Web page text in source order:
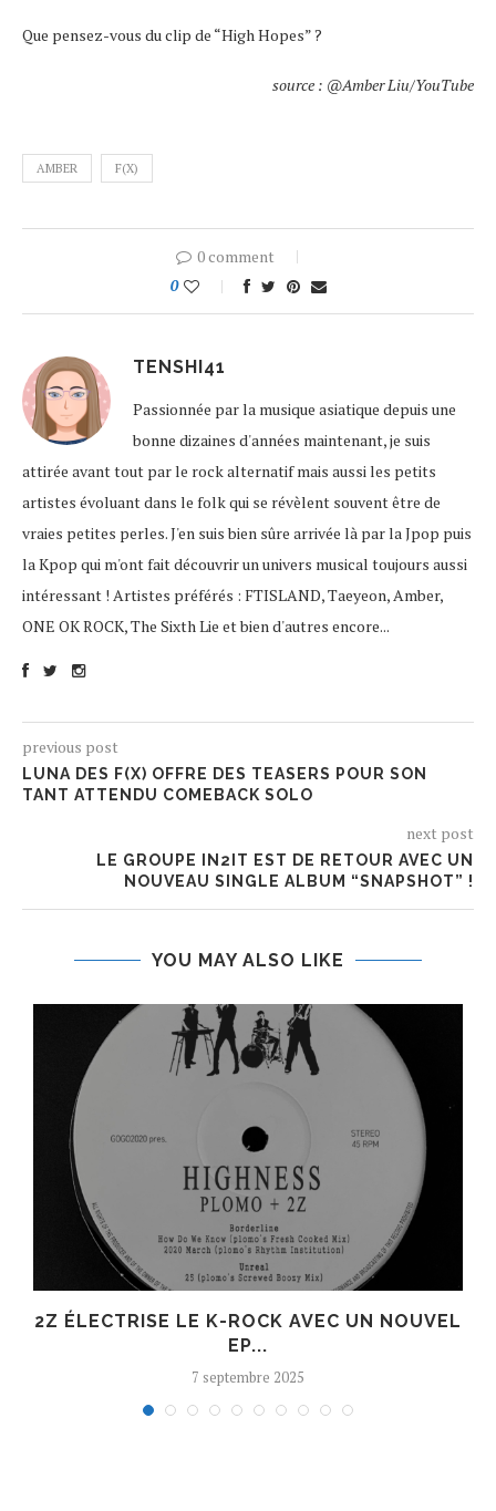
Que pensez-vous du clip de “High Hopes” ?
source : @Amber Liu/YouTube
AMBER F(X)
0 comment
0
TENSHI41
Passionnée par la musique asiatique depuis une
bonne dizaines d'années maintenant, je suis
attirée avant tout par le rock alternatif mais aussi les petits
artistes évoluant dans le folk qui se révèlent souvent être de
vraies petites perles. J'en suis bien sûre arrivée là par la Jpop puis
la Kpop qui m'ont fait découvrir un univers musical toujours aussi
intéressant ! Artistes préférés : FTISLAND, Taeyeon, Amber,
ONE OK ROCK, The Sixth Lie et bien d'autres encore...
previous post
LUNA DES F(X) OFFRE DES TEASERS POUR SON
TANT ATTENDU COMEBACK SOLO
next post
LE GROUPE IN2IT EST DE RETOUR AVEC UN
NOUVEAU SINGLE ALBUM “SNAPSHOT” !
YOU MAY ALSO LIKE
2Z ÉLECTRISE LE K-ROCK AVEC UN NOUVEL
EP...
7 septembre 2025